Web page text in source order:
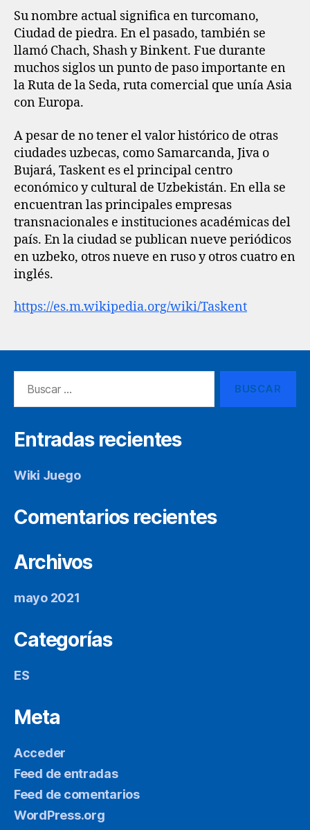
Su nombre actual significa en turcomano,
Ciudad de piedra. En el pasado, también se
llamó Chach, Shash y Binkent. Fue durante
muchos siglos un punto de paso importante en
la Ruta de la Seda, ruta comercial que unía Asia
con Europa.
A pesar de no tener el valor histórico de otras
ciudades uzbecas, como Samarcanda, Jiva o
Bujará, Taskent es el principal centro
económico y cultural de Uzbekistán. En ella se
encuentran las principales empresas
transnacionales e instituciones académicas del
país. En la ciudad se publican nueve periódicos
en uzbeko, otros nueve en ruso y otros cuatro en
inglés.
https://es.m.wikipedia.org/wiki/Taskent
Entradas recientes
Wiki Juego
Comentarios recientes
Archivos
mayo 2021
Categorías
ES
Meta
Acceder
Feed de entradas
Feed de comentarios
WordPress.org